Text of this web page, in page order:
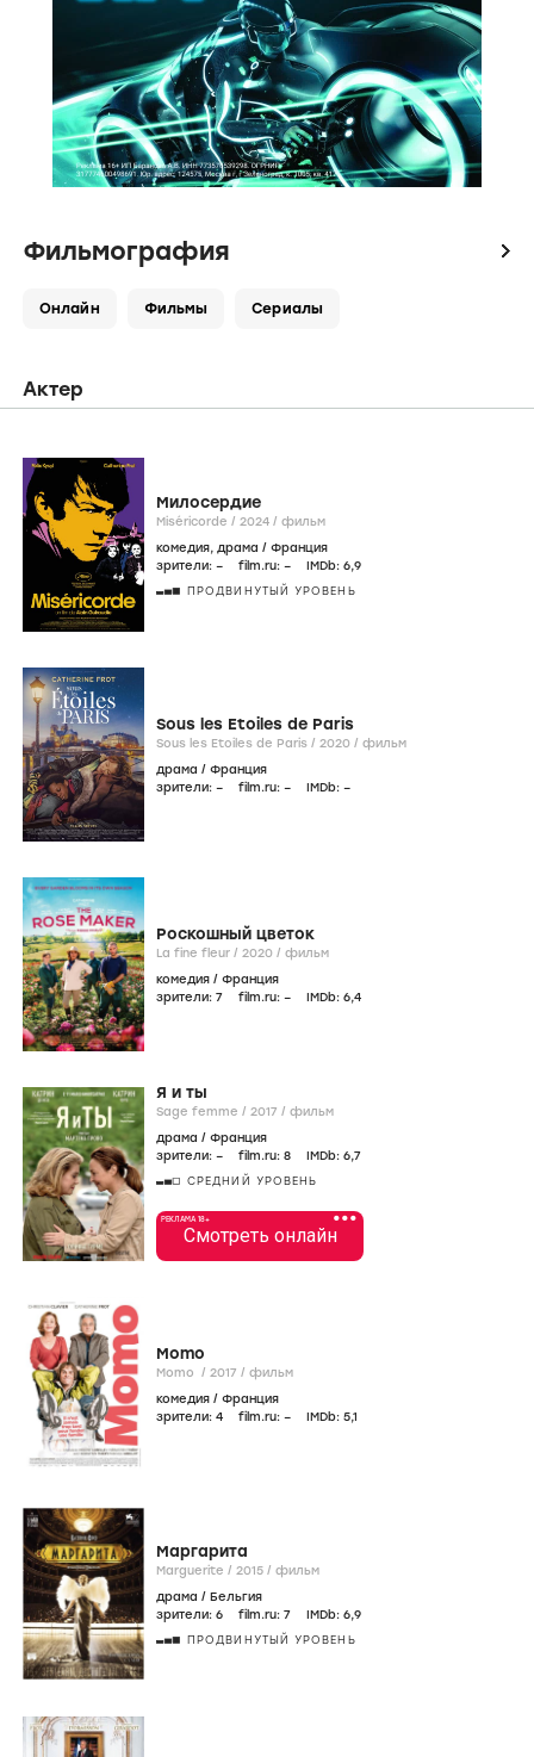
Фильмография icon
Онлайн Фильмы Сериалы
Актер
Милосердие
Miséricorde / 2024 / фильм
комедия, драма / Франция
зрители: – film.ru: – IMDb: 6,9
ПРОДВИНУТЫЙ УРОВЕНЬ
Sous les Etoiles de Paris
Sous les Etoiles de Paris / 2020 / фильм
драма / Франция
зрители: – film.ru: – IMDb: –
Роскошный цветок
La fine fleur / 2020 / фильм
комедия / Франция
зрители: 7 film.ru: – IMDb: 6,4
Я и ты
Sage femme / 2017 / фильм
драма / Франция
зрители: – film.ru: 8 IMDb: 6,7
СРЕДНИЙ УРОВЕНЬ
•••
РЕКЛАМА 18+
Смотреть онлайн
Momo
Momo / 2017 / фильм
комедия / Франция
зрители: 4 film.ru: – IMDb: 5,1
Маргарита
Marguerite / 2015 / фильм
драма / Бельгия
зрители: 6 film.ru: 7 IMDb: 6,9
ПРОДВИНУТЫЙ УРОВЕНЬ